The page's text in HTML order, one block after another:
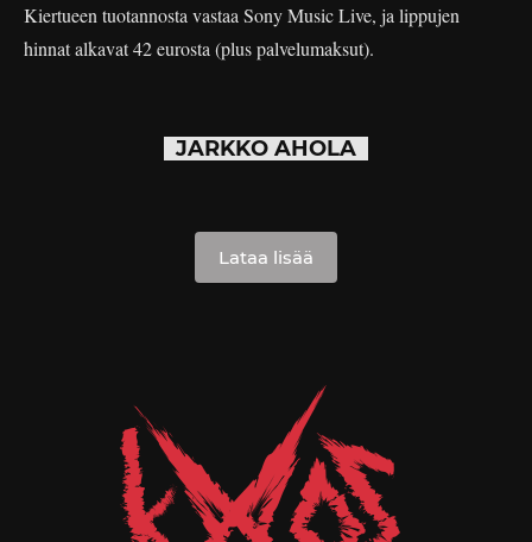
Kiertueen tuotannosta vastaa Sony Music Live, ja lippujen
hinnat alkavat 42 eurosta (plus palvelumaksut).
JARKKO AHOLA
Lataa lisää